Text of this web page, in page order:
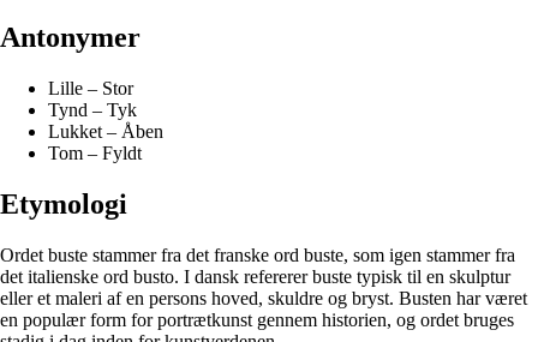
Antonymer
Lille – Stor
Tynd – Tyk
Lukket – Åben
Tom – Fyldt
Etymologi
Ordet buste stammer fra det franske ord buste, som igen stammer fra
det italienske ord busto. I dansk refererer buste typisk til en skulptur
eller et maleri af en persons hoved, skuldre og bryst. Busten har været
en populær form for portrætkunst gennem historien, og ordet bruges